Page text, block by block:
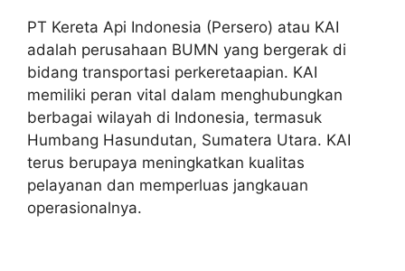
PT Kereta Api Indonesia (Persero) atau KAI
adalah perusahaan BUMN yang bergerak di
bidang transportasi perkeretaapian. KAI
memiliki peran vital dalam menghubungkan
berbagai wilayah di Indonesia, termasuk
Humbang Hasundutan, Sumatera Utara. KAI
terus berupaya meningkatkan kualitas
pelayanan dan memperluas jangkauan
operasionalnya.